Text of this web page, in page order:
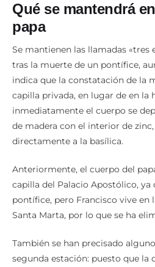
Qué se mantendrá
papa
Se mantienen las llamadas «tres
tras la muerte de un pontífice,
indica que la constatación de la
capilla privada, en lugar de en la
inmediatamente el cuerpo se
de madera con el interior de
directamente a la basílica.
Anteriormente, el cuerpo del
capilla del Palacio Apostólico, ya
pontífice, pero Francisco vive en
Santa Marta, por lo que se ha
También se han precisado
segunda estación: puesto que la